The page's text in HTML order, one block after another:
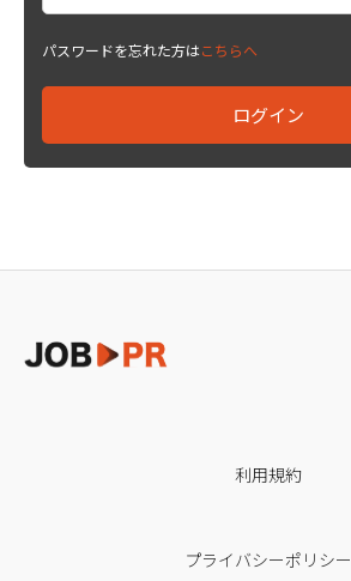
パスワードを忘れた方はこちらへ
利用規約
プライバシーポリシー